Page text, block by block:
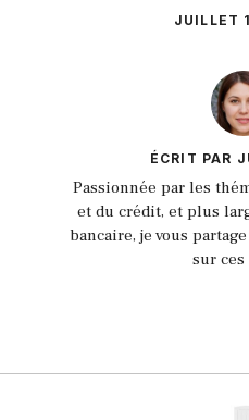
JUILLET
ÉCRIT PAR
Passionnée par les
et du crédit, et plus
bancaire, je vous
sur ces